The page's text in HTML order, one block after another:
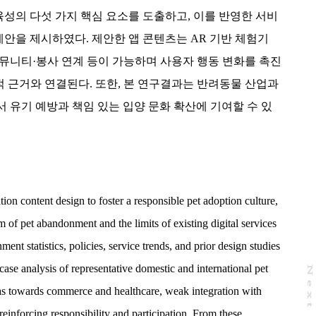
N
e
x
t
a
g
의 다섯 가지 핵심 요소를 도출하고, 이를 반영한 서비
을 제시하였다. 제안한 앱 콘텐츠는 AR 기반 체험기
니티·봉사 연계 등이 가능하며 사용자 행동 변화를 촉진
근거와 연결된다. 또한, 본 연구결과는 반려동물 산업과
유기 예방과 책임 있는 입양 문화 확산에 기여할 수 있
content design to foster a responsible pet adoption culture,
of pet abandonment and the limits of existing digital services
statistics, policies, service trends, and prior design studies
analysis of representative domestic and international pet
towards commerce and healthcare, weak integration with
responsibility and participation. From these